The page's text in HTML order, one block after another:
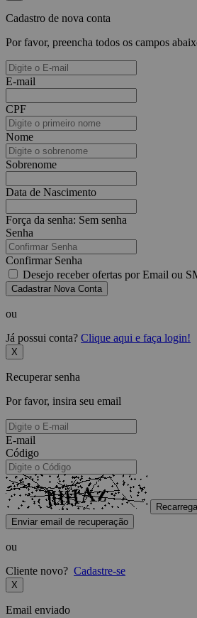
Cadastro de nova conta
Por favor, preencha todos os campos
E-mail
CPF
Nome
Sobrenome
Data de Nascimento
Força da senha: Sem senha
Senha
Confirmar Senha
Desejo receber ofertas por Email ou
Cadastrar Nova Conta
ou
Já possui conta? Clique aqui e faça login!
X
Recuperar senha
Por favor, insira seu email
E-mail
Código
Enviar email de recuperação
ou
Cliente novo? Cadastre-se
X
Email enviado